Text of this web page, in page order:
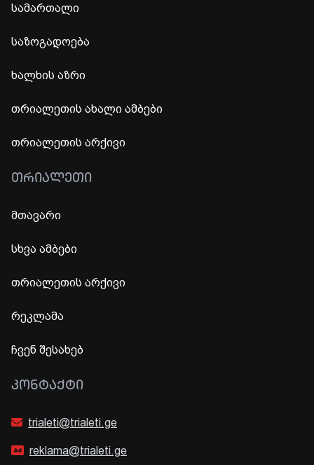
სამართალი
საზოგადოება
ხალხის აზრი
თრიალეთის ახალი ამბები
თრიალეთის არქივი
ᲗᲠᲘᲐᲚᲔᲗᲘ
მთავარი
სხვა ამბები
თრიალეთის არქივი
რეკლამა
ჩვენ შესახებ
ᲙᲝᲜᲢᲐᲥᲢᲘ
trialeti@trialeti.ge
reklama@trialeti.ge